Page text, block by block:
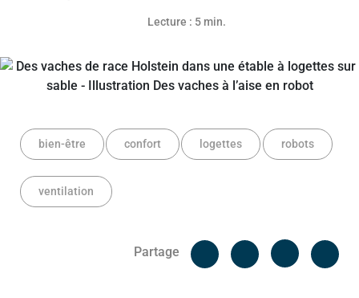
Lecture : 5 min.
bien-être confort logettes robots
ventilation
Partage
Facebook